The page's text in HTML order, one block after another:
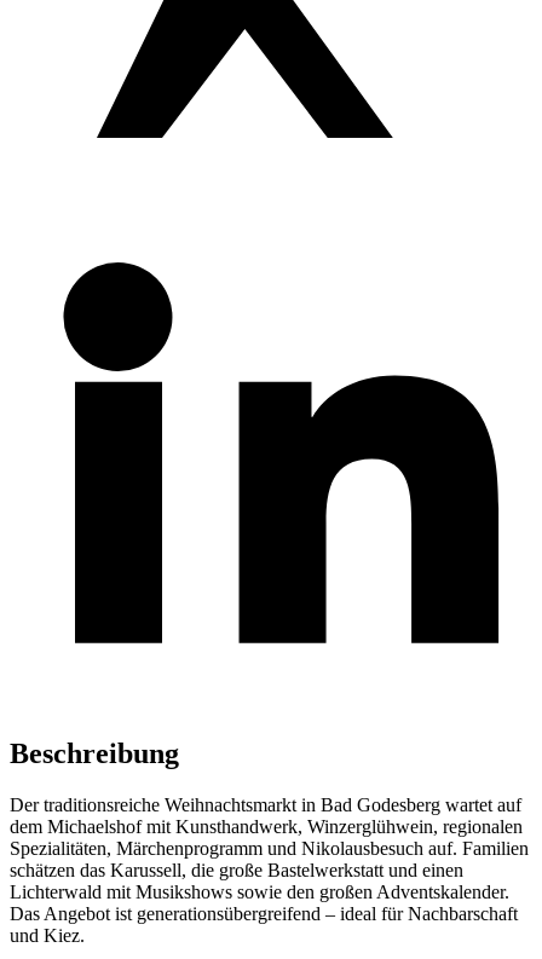
Beschreibung
Der traditionsreiche Weihnachtsmarkt in Bad Godesberg wartet auf
dem Michaelshof mit Kunsthandwerk, Winzerglühwein, regionalen
Spezialitäten, Märchenprogramm und Nikolausbesuch auf. Familien
schätzen das Karussell, die große Bastelwerkstatt und einen
Lichterwald mit Musikshows sowie den großen Adventskalender.
Das Angebot ist generationsübergreifend – ideal für Nachbarschaft
und Kiez.